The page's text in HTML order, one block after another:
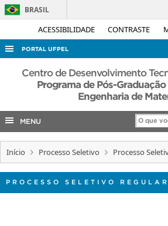
ACESSIBILIDADE CONTRASTE
BRASIL
PORTAL UFPEL
ACESSO À INFORMAÇÃO
AUDITORIA
EDITAIS
Centro de Desenvolvimento
Programa de Pós-
Engenharia de
MENU
Início Processo Seletivo Processo
PROCESSO SELETIVO